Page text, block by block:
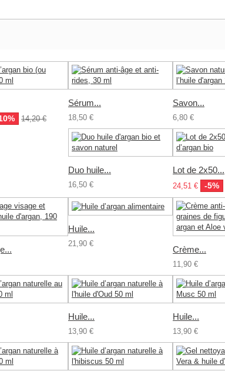
14,20 €
Sérum...
18,50 €
Savon...
6,80 €
Duo huile...
16,50 €
Lot de 2x50...
24,51 € -5%
Huile...
21,90 €
Crème...
11,90 €
Huile...
13,90 €
Huile...
13,90 €